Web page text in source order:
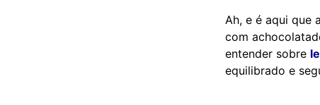
Ah, e é aqui que
com
entender sobre
equilibrado e